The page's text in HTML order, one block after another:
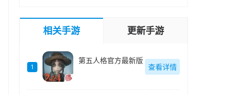
相关手游 更新手游
1
第五人格官方最新版
查看详情